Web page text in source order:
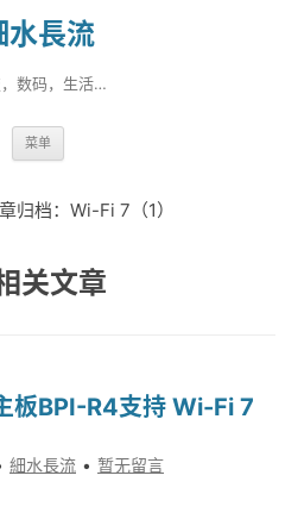
水長流
数码，生活…
菜单
到
归档：Wi-Fi 7（1）
关文章
板BPI-R4支持 Wi-Fi 7
細水長流 暂无留言